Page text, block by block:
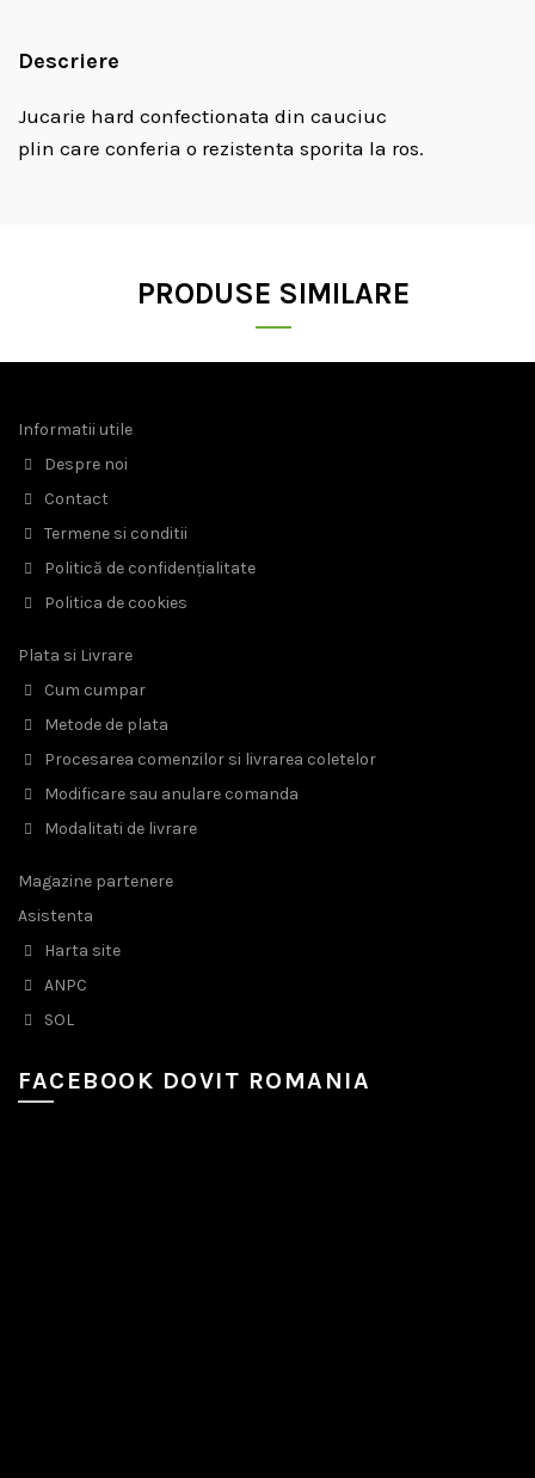
Descriere
Jucarie hard confectionata din cauciuc
plin care conferia o rezistenta sporita la ros.
PRODUSE SIMILARE
Informatii utile
Despre noi
Contact
Termene si conditii
Politică de confidențialitate
Politica de cookies
Plata si Livrare
Cum cumpar
Metode de plata
Procesarea comenzilor si livrarea coletelor
Modificare sau anulare comanda
Modalitati de livrare
Magazine partenere
Asistenta
Harta site
ANPC
SOL
FACEBOOK DOVIT ROMANIA